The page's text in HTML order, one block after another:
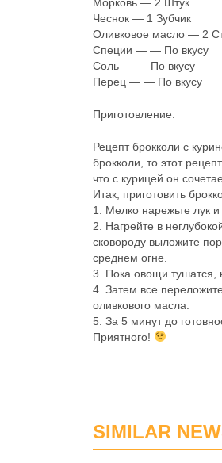
Чеснок — 1 Зубчик
Оливковое масло — 2
Специи — — По вкусу
Соль — — По вкусу
Перец — — По вкусу
Приготовление:
Рецепт брокколи с
брокколи, то этот
что с курицей он
Итак, приготовить
1. Мелко нарежьте лук и
2. Нагрейте в
сковороду выложите
среднем огне.
3. Пока овощи тушатся,
4. Затем все
оливкового масла.
5. За 5 минут до
Приятного!
SIMILAR